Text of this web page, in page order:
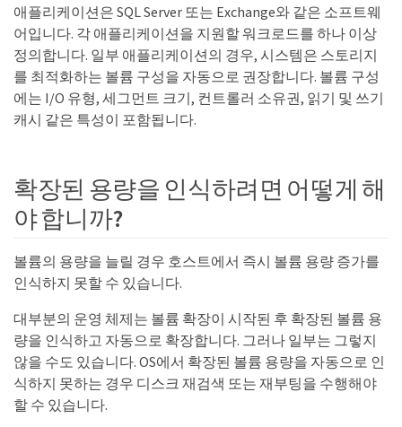
애플리케이션은 SQL Server 또는 Exchange와 같은 소프트웨
어입니다. 각 애플리케이션을 지원할 워크로드를 하나 이상
정의합니다. 일부 애플리케이션의 경우, 시스템은 스토리지
를 최적화하는 볼륨 구성을 자동으로 권장합니다. 볼륨 구성
에는 I/O 유형, 세그먼트 크기, 컨트롤러 소유권, 읽기 및 쓰기
캐시 같은 특성이 포함됩니다.
확장된 용량을 인식하려면 어떻게 해
야 합니까?
볼륨의 용량을 늘릴 경우 호스트에서 즉시 볼륨 용량 증가를
인식하지 못할 수 있습니다.
대부분의 운영 체제는 볼륨 확장이 시작된 후 확장된 볼륨 용
량을 인식하고 자동으로 확장합니다. 그러나 일부는 그렇지
않을 수도 있습니다. OS에서 확장된 볼륨 용량을 자동으로 인
식하지 못하는 경우 디스크 재검색 또는 재부팅을 수행해야
할 수 있습니다.